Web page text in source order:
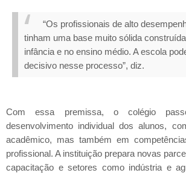
“Os profissionais de alto
tinham uma base muito sólida
infância e no ensino médio. A escola
decisivo nesse processo”, diz.
Com essa premissa, o colégio
desenvolvimento individual dos alunos,
acadêmico, mas também em
profissional. A instituição prepara novas
capacitação e setores como indústria e